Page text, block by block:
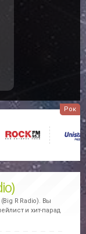
Рок
R Radio). Вы
и хит-парад